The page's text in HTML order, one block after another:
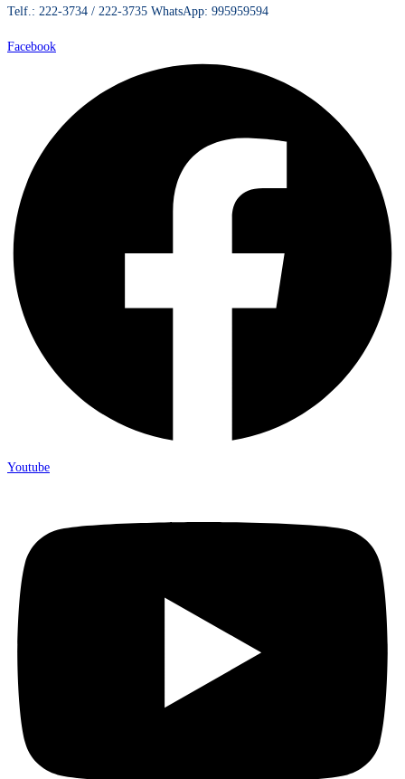
Telf.: 222-3734 / 222-3735 WhatsApp: 995959594
Facebook
Youtube